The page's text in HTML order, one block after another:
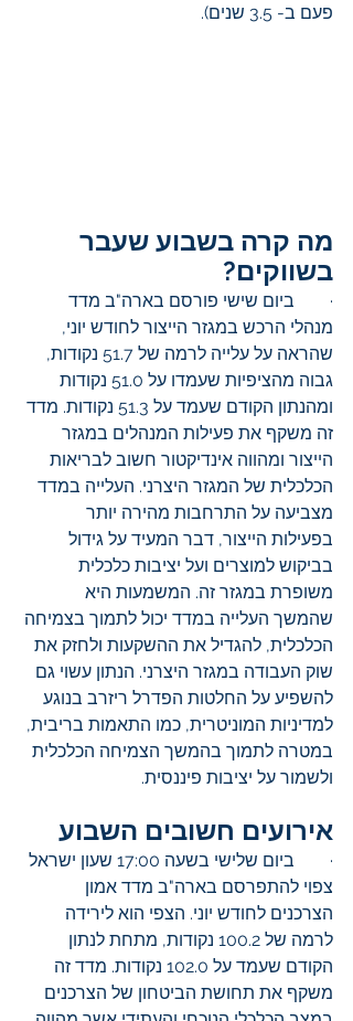
פעם ב- 3.5 שנים).
מה קרה בשבוע שעבר
בשווקים?
·        ביום שישי פורסם בארה"ב מדד
מנהלי הרכש במגזר הייצור לחודש יוני,
שהראה על עלייה לרמה של 51.7 נקודות,
גבוה מהציפיות שעמדו על 51.0 נקודות
ומהנתון הקודם שעמד על 51.3 נקודות. מדד
זה משקף את פעילות המנהלים במגזר
הייצור ומהווה אינדיקטור חשוב לבריאות
הכלכלית של המגזר היצרני. העלייה במדד
מצביעה על התרחבות מהירה יותר
בפעילות הייצור, דבר המעיד על גידול
בביקוש למוצרים ועל יציבות כלכלית
משופרת במגזר זה. המשמעות היא
שהמשך העלייה במדד יכול לתמוך בצמיחה
הכלכלית, להגדיל את ההשקעות ולחזק את
שוק העבודה במגזר היצרני. הנתון עשוי גם
להשפיע על החלטות הפדרל ריזרב בנוגע
למדיניות המוניטרית, כמו התאמות בריבית,
במטרה לתמוך בהמשך הצמיחה הכלכלית
ולשמור על יציבות פיננסית.
אירועים חשובים השבוע
·        ביום שלישי בשעה 17:00 שעון ישראל
צפוי להתפרסם בארה"ב מדד אמון
הצרכנים לחודש יוני. הצפי הוא לירידה
לרמה של 100.2 נקודות, מתחת לנתון
הקודם שעמד על 102.0 נקודות. מדד זה
משקף את תחושת הביטחון של הצרכנים